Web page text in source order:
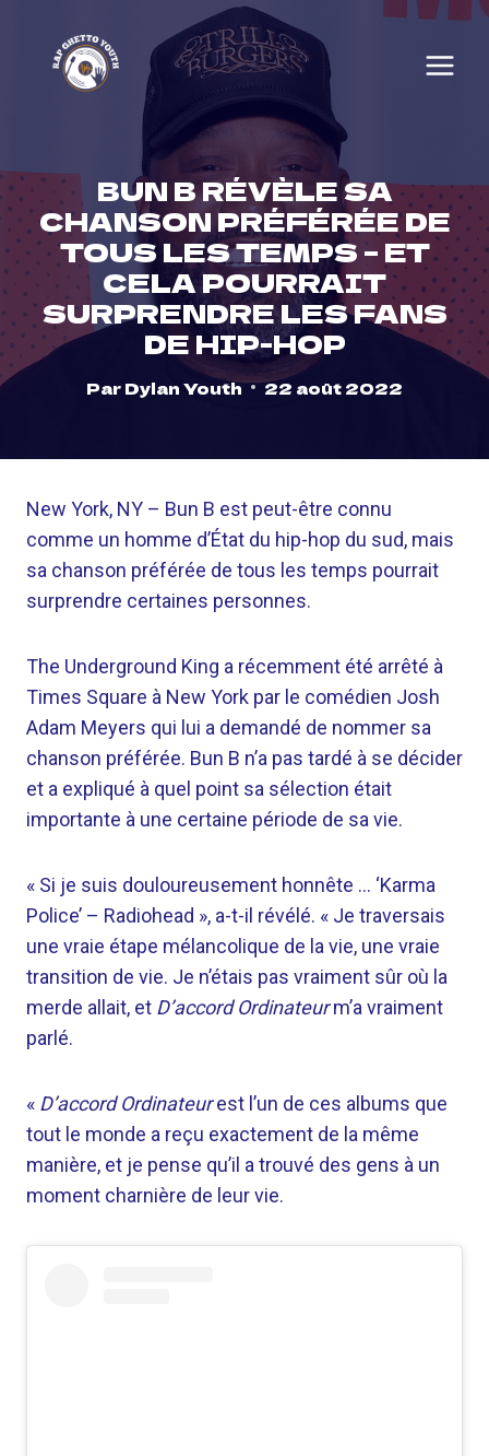
content
BUN B RÉVÈLE SA
CHANSON PRÉFÉRÉE DE
TOUS LES TEMPS – ET
CELA POURRAIT
SURPRENDRE LES FANS
DE HIP-HOP
ParDylan Youth 22 août 2022
New York, NY – Bun B est peut-être connu
comme un homme d’État du hip-hop du sud, mais
sa chanson préférée de tous les temps pourrait
surprendre certaines personnes.
The Underground King a récemment été arrêté à
Times Square à New York par le comédien Josh
Adam Meyers qui lui a demandé de nommer sa
chanson préférée. Bun B n’a pas tardé à se décider
et a expliqué à quel point sa sélection était
importante à une certaine période de sa vie.
« Si je suis douloureusement honnête … ‘Karma
Police’ – Radiohead », a-t-il révélé. « Je traversais
une vraie étape mélancolique de la vie, une vraie
transition de vie. Je n’étais pas vraiment sûr où la
merde allait, et D’accord Ordinateurm’a vraiment
parlé.
« D’accord Ordinateurest l’un de ces albums que
tout le monde a reçu exactement de la même
manière, et je pense qu’il a trouvé des gens à un
moment charnière de leur vie.